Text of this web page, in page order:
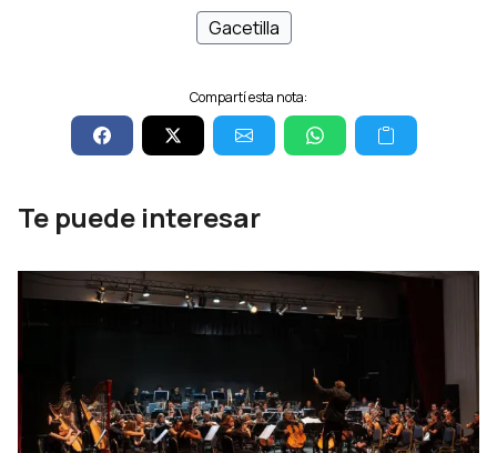
Gacetilla
Compartí esta nota:
Te puede interesar